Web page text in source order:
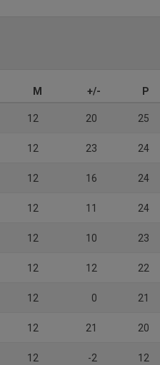
M +/- P
12 20 25
12 23 24
12 16 24
12 11 24
12 10 23
12 12 22
12 0 21
12 21 20
12 -2 12